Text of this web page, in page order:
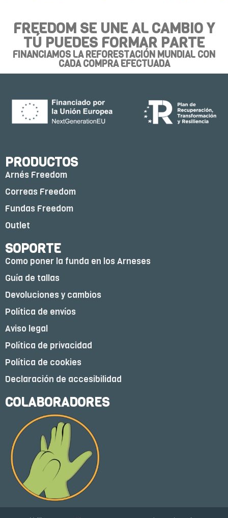
FREEDOM SE UNE AL CAMBIO Y
TÚ PUEDES FORMAR PARTE
FINANCIAMOS LA REFORESTACIÓN MUNDIAL CON
CADA COMPRA EFECTUADA
PRODUCTOS
Arnés Freedom
Correas Freedom
Fundas Freedom
Outlet
SOPORTE
Como poner la funda en los Arneses
Guía de tallas
Devoluciones y cambios
Política de envíos
Aviso legal
Política de privacidad
Política de cookies
Declaración de accesibilidad
COLABORADORES